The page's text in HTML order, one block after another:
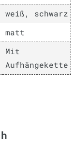
weiß, schwarz
matt
Mit
Aufhängekette